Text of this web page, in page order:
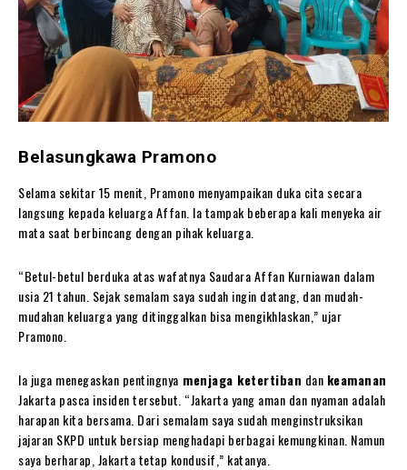
Belasungkawa Pramono
Selama sekitar 15 menit, Pramono menyampaikan duka cita secara
langsung kepada keluarga Affan. Ia tampak beberapa kali menyeka air
mata saat berbincang dengan pihak keluarga.
“Betul-betul berduka atas wafatnya Saudara Affan Kurniawan dalam
usia 21 tahun. Sejak semalam saya sudah ingin datang, dan mudah-
mudahan keluarga yang ditinggalkan bisa mengikhlaskan,” ujar
Pramono.
Ia juga menegaskan pentingnya menjaga ketertiban dan keamanan
Jakarta pasca insiden tersebut. “Jakarta yang aman dan nyaman adalah
harapan kita bersama. Dari semalam saya sudah menginstruksikan
jajaran SKPD untuk bersiap menghadapi berbagai kemungkinan. Namun
saya berharap, Jakarta tetap kondusif,” katanya.